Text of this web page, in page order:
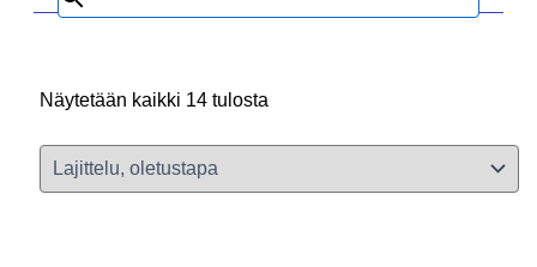
Näytetään kaikki 14 tulosta